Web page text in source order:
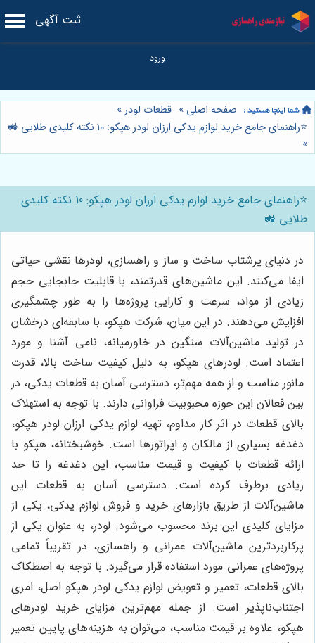
ثبت آگهی
صفحه اصلی » قطعات لودر»
⭐️راهنمای جامع خرید لوازم یدکی ارزان لودر هپکو: 10 نکته کلیدی طلایی 🚜
»
⭐️راهنمای جامع خرید لوازم یدکی ارزان لودر هپکو: 10 نکته کلیدی
طلایی 🚜
در دنیای پرشتاب ساخت و ساز و راهسازی، لودرها نقشی حیاتی
ایفا می‌کنند. این ماشین‌های قدرتمند، با قابلیت جابجایی حجم
زیادی از مواد، سرعت و کارایی پروژه‌ها را به طور چشمگیری
افزایش می‌دهند. در این میان، شرکت هپکو، با سابقه‌ای درخشان
در تولید ماشین‌آلات سنگین در خاورمیانه، نامی آشنا و مورد
اعتماد است. لودرهای هپکو، به دلیل کیفیت ساخت بالا، قدرت
مانور مناسب و از همه مهم‌تر، دسترسی آسان به قطعات یدکی، در
بین فعالان این حوزه محبوبیت فراوانی دارند. با توجه به استهلاک
بالای قطعات در اثر کار مداوم، تهیه لوازم یدکی ارزان لودر هپکو،
دغدغه بسیاری از مالکان و اپراتورها است. خوشبختانه، هپکو با
ارائه قطعات با کیفیت و قیمت مناسب، این دغدغه را تا حد
زیادی برطرف کرده است. دسترسی آسان به قطعات این
ماشین‌آلات از طریق بازارهای خرید و فروش لوازم یدکی، یکی از
مزایای کلیدی این برند محسوب می‌شود. لودر، به عنوان یکی از
پرکاربردترین ماشین‌آلات عمرانی و راهسازی، در تقریباً تمامی
پروژه‌های عمرانی مورد استفاده قرار می‌گیرد. با توجه به اصطکاک
بالای قطعات، تعمیر و تعویض لوازم یدکی لودر هپکو اصل، امری
اجتناب‌ناپذیر است. از جمله مهم‌ترین مزایای خرید لودرهای
هپکو، علاوه بر قیمت مناسب، می‌توان به هزینه‌های پایین تعمیر